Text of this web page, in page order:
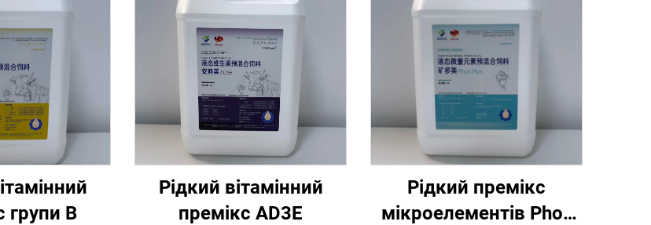
групи В
Рідкий вітамінний
премікс AD3E
Рідкий премікс
мікроелементів Phos